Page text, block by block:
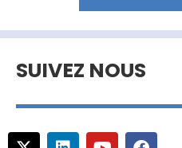
SUIVEZ NOUS